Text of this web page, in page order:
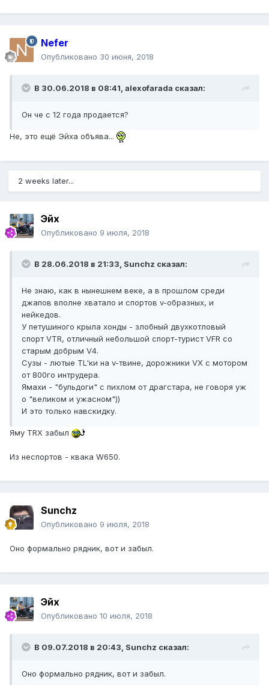
Nefer
Опубликовано 30 июня, 2018
В 30.06.2018 в 08:41, alexofarada сказал:
Он че с 12 года продается?
Не, это ещё Эйха объява...
2 weeks later...
Эйх
Опубликовано 9 июля, 2018
В 28.06.2018 в 21:33, Sunchz сказал:
Не знаю, как в нынешнем веке, а в прошлом среди
джапов вполне хватало и спортов v-образных, и
нейкедов.
У петушиного крыла хонды - злобный двухкотловый
спорт VTR, отличный небольшой спорт-турист VFR со
старым добрым V4.
Сузы - лютые TL'ки на v-твине, дорожники VX с мотором
от 800го интрудера.
Ямахи - "бульдоги" с пихлом от драгстара, не говоря уж
о "великом и ужасном"))
И это только навскидку.
Яму TRX забыл
Из неспортов - квака W650.
Sunchz
Опубликовано 9 июля, 2018
Оно формально рядник, вот и забыл.
Эйх
Опубликовано 10 июля, 2018
В 09.07.2018 в 20:43, Sunchz сказал:
Оно формально рядник, вот и забыл.